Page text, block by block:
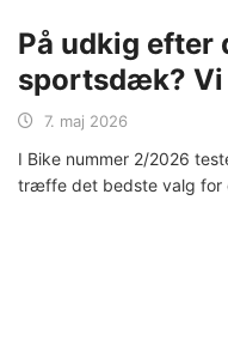
På udkig efter
sportsdæk? Vi
7. maj 2026
I Bike nummer 2/2026
træffe det bedste valg for